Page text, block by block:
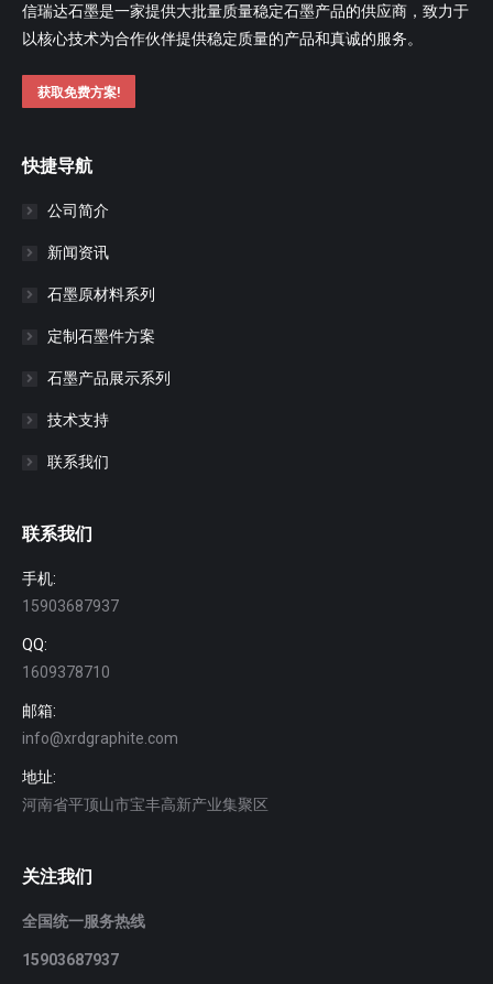
信瑞达石墨是一家提供大批量质量稳定石墨产品的供应商，致力于
以核心技术为合作伙伴提供稳定质量的产品和真诚的服务。
获取免费方案!
快捷导航
公司简介
新闻资讯
石墨原材料系列
定制石墨件方案
石墨产品展示系列
技术支持
联系我们
联系我们
手机:
15903687937
QQ:
1609378710
邮箱:
info@xrdgraphite.com
地址:
河南省平顶山市宝丰高新产业集聚区
关注我们
全国统一服务热线
15903687937